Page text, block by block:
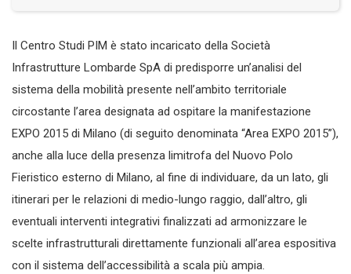
Il Centro Studi PIM è stato incaricato della Società
Infrastrutture Lombarde SpA di predisporre un’analisi del
sistema della mobilità presente nell’ambito territoriale
circostante l’area designata ad ospitare la manifestazione
EXPO 2015 di Milano (di seguito denominata “Area EXPO 2015”),
anche alla luce della presenza limitrofa del Nuovo Polo
Fieristico esterno di Milano, al fine di individuare, da un lato, gli
itinerari per le relazioni di medio-lungo raggio, dall’altro, gli
eventuali interventi integrativi finalizzati ad armonizzare le
scelte infrastrutturali direttamente funzionali all’area espositiva
con il sistema dell’accessibilità a scala più ampia.